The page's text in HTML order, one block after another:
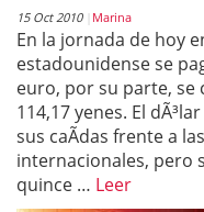
15 Oct 2010 Marina
En la jornada de hoy
estadounidense se
euro, por su parte, se
114,17 yenes. El
sus caÃ­das frente a
internacionales, pero
quince … Leer